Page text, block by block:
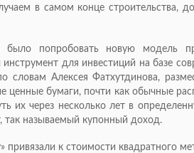
в самом конце строительства,
было попробовать новую модель
для инвестиций на базе
словам Алексея Фатхутдинова,
ценные бумаги, почти как обычные
их через несколько лет в
так называемый купонный доход.
привязали к стоимости квадратного